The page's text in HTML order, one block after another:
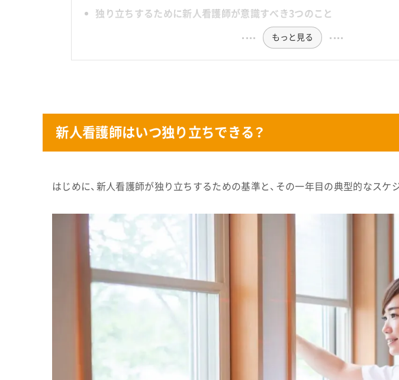
独り立ちするために新人看護師が意識すべき3つのこと
もっと見る
新人看護師はいつ独り立ちできる？
はじめに、新人看護師が独り立ちするための基準と、その一年目の典型的なスケ